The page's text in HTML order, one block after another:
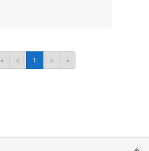
« < 1 > »